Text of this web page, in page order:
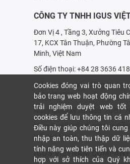
CÔNG TY TNHH IGUS
Đơn Vị 4 , Tầng 3, Xưởng Tiêu
17, KCX Tân Thuận, Phường
Minh, Việt Nam
Số điện thoại: +84 28 3636
Giấy chứng nhận đăng ký
0314214531
Ngày đăng ký lần đầu: 20-01-
Nơi cấp: SỞ KẾ HOẠCH VÀ
HỒ CHÍ MINH
IGUS VIETNAM
Cookies đóng vai trò quan
bảo trang web hoạt động
trải nghiệm duyệt web
cookies để lưu thông tin cá
Điều này giúp chúng tôi
nhập an toàn, thu thập dữ
tính năng web tiên tiến và
hợp với sở thích của Quý